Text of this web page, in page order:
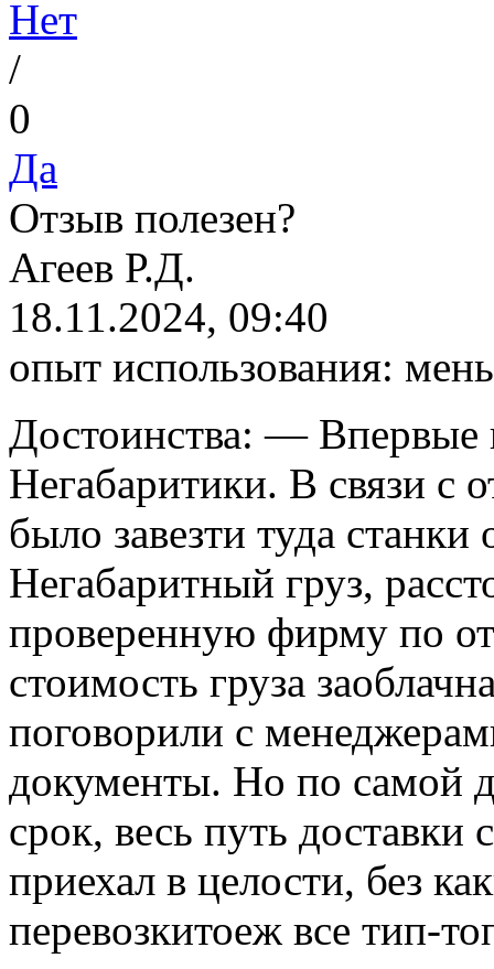
Нет
/
0
Да
Отзыв полезен?
Агеев Р.Д.
18.11.2024, 09:40
опыт использования:
Достоинства: — Впервые
Негабаритики. В связи с
было завезти туда станки
Негабаритный груз,
проверенную фирму по
стоимость груза
поговорили с
документы. Но по самой
срок, весь путь доставки
приехал в целости, без
перевозкитоеж все тип-